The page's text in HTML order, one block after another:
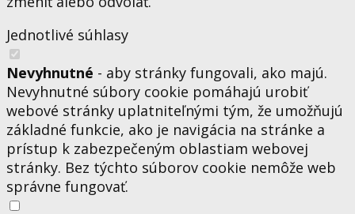
Jednotlivé súhlasy
Nevyhnutné - aby stránky fungovali, ako majú.
Nevyhnutné súbory cookie pomáhajú urobiť
webové stránky uplatniteľnými tým, že umožňujú
základné funkcie, ako je navigácia na stránke a
prístup k zabezpečeným oblastiam webovej
stránky. Bez týchto súborov cookie nemôže web
správne fungovať.